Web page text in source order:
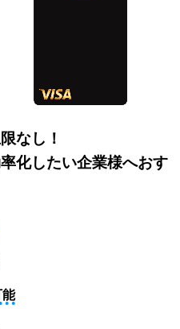
なし！
化したい企業様へおす
能